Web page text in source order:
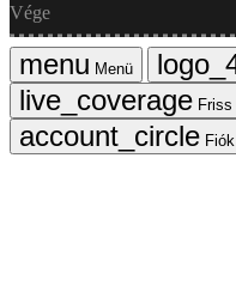
Vége
Menü
Friss
Fiók